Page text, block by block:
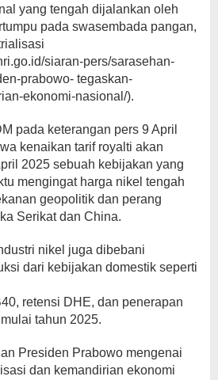
yang tengah dijalankan oleh
pada swasembada pangan,
siaran-pers/sarasehan-
prabowo- tegaskan-
ekonomi-nasional/).
pada keterangan pers 9 April
kenaikan tarif royalti akan
2025 sebuah kebijakan yang
mengingat harga nikel tengah
geopolitik dan perang
Serikat dan China.
nikel juga dibebani
dari kebijakan domestik seperti
retensi DHE, dan penerapan
tahun 2025.
Presiden Prabowo mengenai
dan kemandirian ekonomi